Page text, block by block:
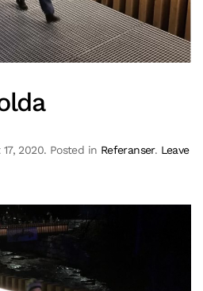
2020. Posted in Referanser. Leave